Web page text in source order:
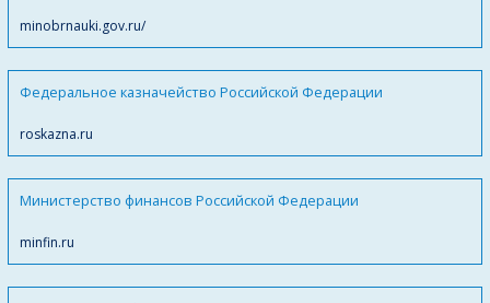
minobrnauki.gov.ru/
Федеральное казначейство Российской Федерации
roskazna.ru
Министерство финансов Российской Федерации
minfin.ru